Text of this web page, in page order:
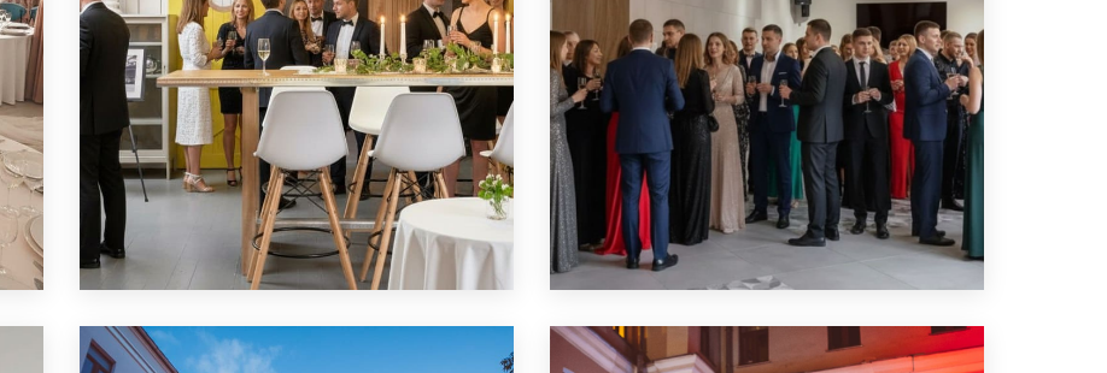
ЛОФТ ДЛЯ ДНЯ РОЖДЕНИЯ ЛОФТ ДЛЯ ЮБИЛЕЯ